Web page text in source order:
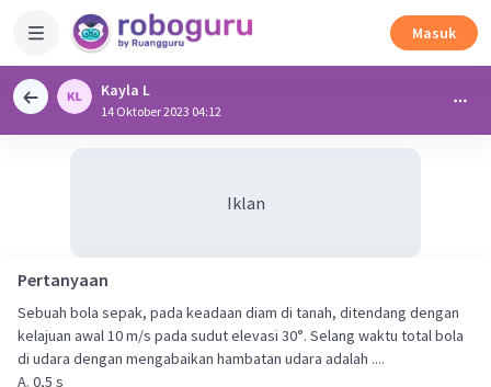
Masuk
Kayla L
14 Oktober 2023 04:12
Iklan
Pertanyaan
Sebuah bola sepak, pada keadaan diam di tanah, ditendang dengan
kelajuan awal 10 m/s pada sudut elevasi 30°. Selang waktu total bola
di udara dengan mengabaikan hambatan udara adalah ....
A. 0,5 s